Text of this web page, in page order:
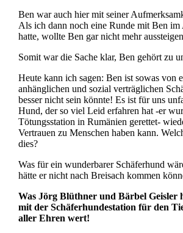
Ben war auch hier mit seiner
Als ich dann noch eine Runde mit Ben im
hatte, wollte Ben gar nicht mehr
Somit war die Sache klar, Ben gehört zu
Heute kann ich sagen: Ben ist sowas von
anhänglichen und sozial verträglichen
besser nicht sein könnte! Es ist für uns
Hund, der so viel Leid erfahren hat -er
Tötungsstation in Rumänien gerettet-
Vertrauen zu Menschen haben kann.
dies?
Was für ein wunderbarer Schäferhund
hätte er nicht nach Breisach kommen
Was Jörg Blüthner und Bärbel Geisler
mit der Schäferhundestation für den
aller Ehren wert!